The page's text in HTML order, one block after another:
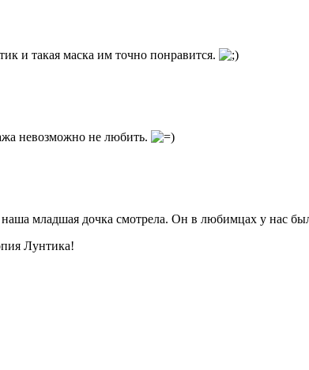
и такая маска им точно понравится.
невозможно не любить.
младшая дочка смотрела. Он в любимцах у нас
Лунтика!